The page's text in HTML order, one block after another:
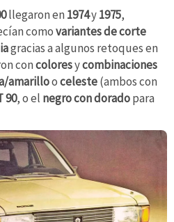
llegaron en 1974y1975,
comovariantes de corte
gracias a algunos retoques en
concoloresycombinaciones
amarillooceleste(ambos con
90, o el negro con doradopara